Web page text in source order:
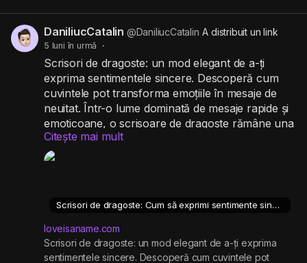
DaniliucCatalin @DaniliucCatalin A distribuit un link
5 luni în urmă ·
Scrisori de dragoste: un mod elegant de a-ți
exprima sentimentele sincere. Descoperă cum
cuvintele pot transforma emoțiile în mesaje de
neuitat. Într-o lume dominată de mesaje rapide și
emoticoane, o scrisoare de dragoste rămâne una
dintre cele mai autentice și intime modalități de a
transmite ceea ce simțim. Cuvintele scrise cu grijă
https://loveisaname.com/scrisori-de-dragoste-
cum-sa-exprimi-sentimente-sincere/
Citește mai mult
Scrisori de dragoste: Cum să exprimi sentimente sincere
loveisaname.com
Scrisori de dragoste: un mod elegant de a-ți exprima
sentimentele sincere. Descoperă cum cuvintele pot